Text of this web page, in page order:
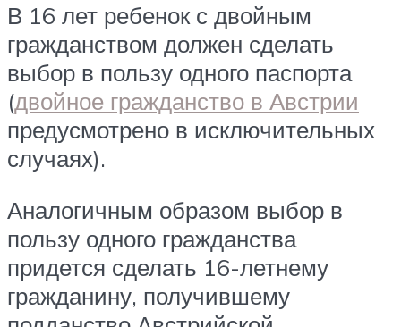
В 16 лет ребенок с двойным
гражданством должен сделать
выбор в пользу одного паспорта
(двойное гражданство в Австрии
предусмотрено в исключительных
случаях).
Аналогичным образом выбор в
пользу одного гражданства
придется сделать 16-летнему
гражданину, получившему